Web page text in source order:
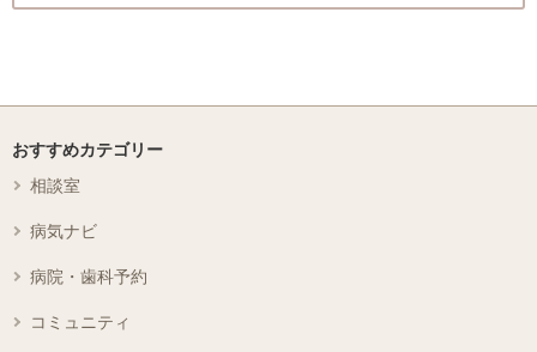
おすすめカテゴリー
相談室
病気ナビ
病院・歯科予約
コミュニティ